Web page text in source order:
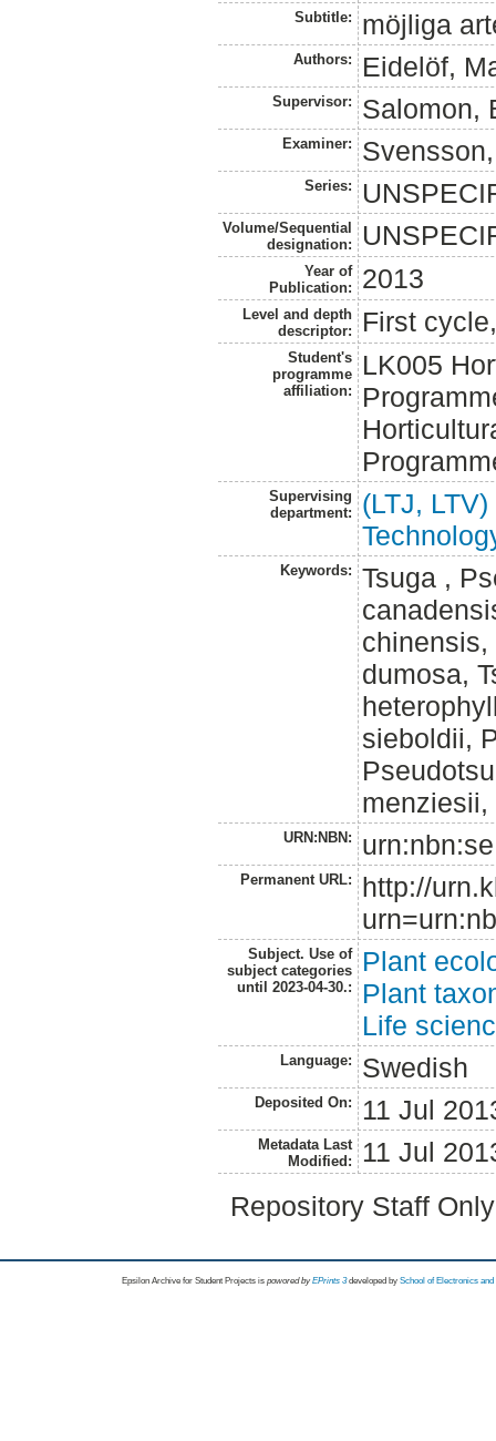
Subtitle: möjliga
Authors: Eidelöf,
Supervisor: Salomon,
Examiner:
Series:
Volume/Sequential
designation:
Year of
Publication:
2013
Level and depth
descriptor:
First
Student's
programme
affiliation:
LK005
Supervising
department:
(LTJ,
Keywords:
Tsuga ,
chinensis,
dumosa,
sieboldii,
URN:NBN:
Permanent URL:
http://
Subject. Use of
subject categories
until 2023-04-30.:
Plant
Plant
Life
Language: Swedish
Deposited On: 11 Jul
Metadata Last
Modified:
11 Jul
Repository Staff
Epsilon Archive for Student Projects is powored byEPrints 3 developed by School of Electronics